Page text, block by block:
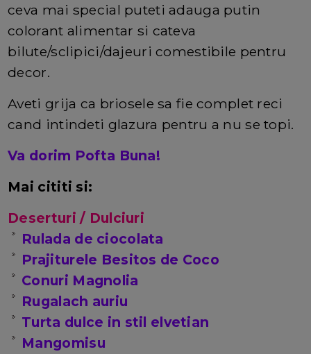
ceva mai special puteti adauga putin
colorant alimentar si cateva
bilute/sclipici/dajeuri comestibile pentru
decor.
Aveti grija ca briosele sa fie complet reci
cand intindeti glazura pentru a nu se topi.
Va dorim Pofta Buna!
Mai cititi si:
Deserturi / Dulciuri
Rulada de ciocolata
Prajiturele Besitos de Coco
Conuri Magnolia
Rugalach auriu
Turta dulce in stil elvetian
Mangomisu